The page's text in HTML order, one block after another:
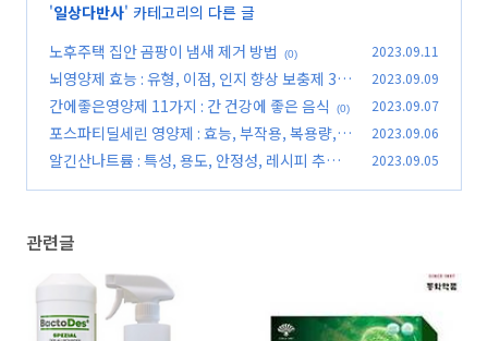
'일상다반사' 카테고리의 다른 글
노후주택 집안 곰팡이 냄새 제거 방법
(0) 2023.09.11
뇌영양제 효능 : 유형, 이점, 인지 향상 보충제 3선
(0)
2023.09.09
간에좋은영양제 11가지 : 간 건강에 좋은 음식 (0) 2023.09.07
포스파티딜세린 영양제 : 효능, 부작용, 복용량,
추천
(0)
2023.09.06
알긴산나트륨 : 특성, 용도, 안정성, 레시피 추천 2023.09.05
관련글